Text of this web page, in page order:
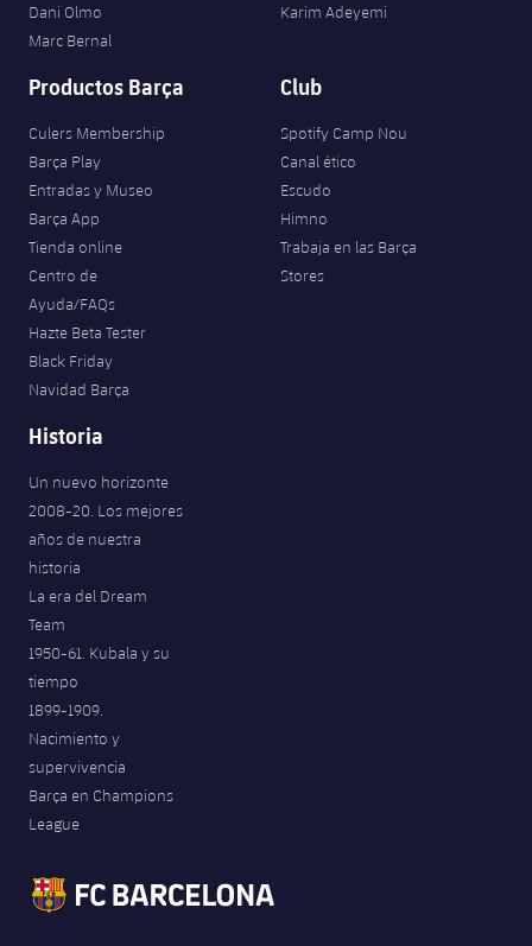
Dani Olmo
Marc Bernal
Karim Adeyemi
Productos Barça
Culers Membership
Barça Play
Entradas y Museo
Barça App
Tienda online
Centro de
Ayuda/FAQs
Hazte Beta Tester
Black Friday
Navidad Barça
Club
Spotify Camp Nou
Canal ético
Escudo
Himno
Trabaja en las Barça
Stores
Historia
Un nuevo horizonte
2008-20. Los mejores
años de nuestra
historia
La era del Dream
Team
1950-61. Kubala y su
tiempo
1899-1909.
Nacimiento y
supervivencia
Barça en Champions
League